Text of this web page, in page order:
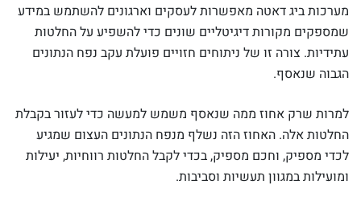
מערכות ביג דאטה מאפשרות לעסקים וארגונים להשתמש במידע
שמספקים מקורות דיגיטליים שונים כדי להשפיע על החלטות
עתידיות. צורה זו של ניתוחים חזויים פועלת עקב נפח הנתונים
הגבוה שנאסף.
למרות שרק אחוז ממה שנאסף משמש למעשה כדי לעזור בקבלת
החלטות אלה. האחוז הזה נשלף מנפח הנתונים העצום שמגיע
לכדי מספיק, וחכם מספיק, בכדי לקבל החלטות רווחיות, יעילות
ומועילות במגוון תעשיות וסביבות.